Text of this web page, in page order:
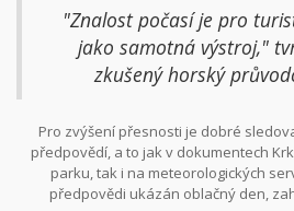
příjemné teplo, zatímco nahoře fouká
10 stupňů Celsia. Dobře zaměřené
mohou být doslova životně důležité,
bouřková
"Znalost počasí je pro
jako samotná výstroj,"
zkušený horský
Pro zvýšení přesnosti je dobré
předpovědí, a to jak v dokumentech
parku, tak i na meteorologických
předpovědi ukázán oblačný den,